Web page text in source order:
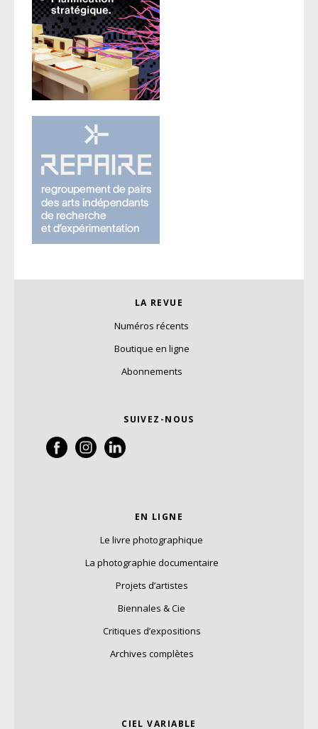
LA REVUE
Numéros récents
Boutique en ligne
Abonnements
SUIVEZ-NOUS
EN LIGNE
Le livre photographique
La photographie documentaire
Projets d’artistes
Biennales & Cie
Critiques d’expositions
Archives complètes
CIEL VARIABLE